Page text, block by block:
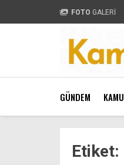
FOTO GALERİ
GÜNDEM KAMU
Etiket: